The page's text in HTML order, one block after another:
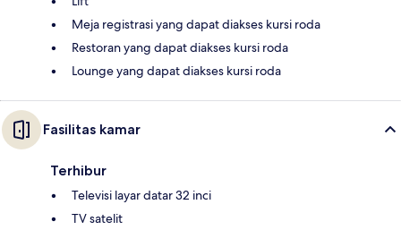
Meja registrasi yang dapat diakses kursi roda
Restoran yang dapat diakses kursi roda
Lounge yang dapat diakses kursi roda
Fasilitas kamar
Terhibur
Televisi layar datar 32 inci
TV satelit